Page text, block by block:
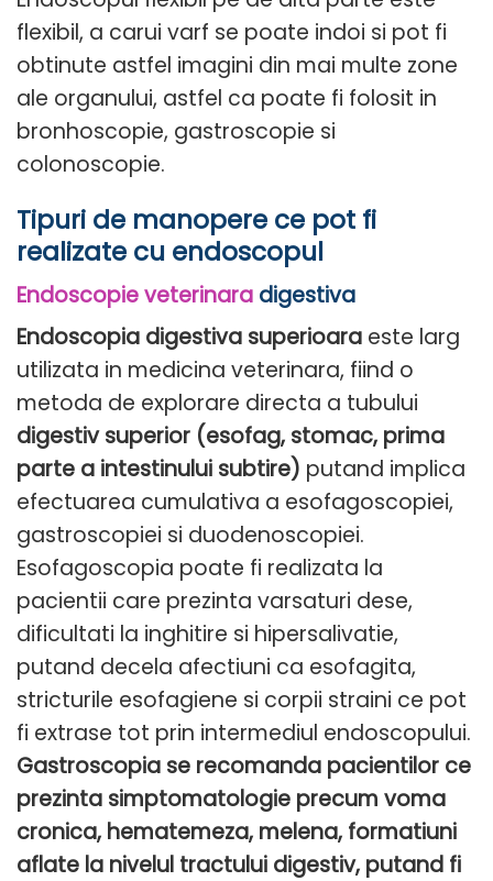
flexibil, a carui varf se poate indoi si pot fi
obtinute astfel imagini din mai multe zone
ale organului, astfel ca poate fi folosit in
bronhoscopie, gastroscopie si
colonoscopie.
Tipuri de manopere ce pot fi
realizate cu endoscopul
Endoscopie veterinara digestiva
Endoscopia digestiva superioara este larg
utilizata in medicina veterinara, fiind o
metoda de explorare directa a tubului
digestiv superior (esofag, stomac, prima
parte a intestinului subtire) putand implica
efectuarea cumulativa a esofagoscopiei,
gastroscopiei si duodenoscopiei.
Esofagoscopia poate fi realizata la
pacientii care prezinta varsaturi dese,
dificultati la inghitire si hipersalivatie,
putand decela afectiuni ca esofagita,
stricturile esofagiene si corpii straini ce pot
fi extrase tot prin intermediul endoscopului.
Gastroscopia se recomanda pacientilor ce
prezinta simptomatologie precum voma
cronica, hematemeza, melena, formatiuni
aflate la nivelul tractului digestiv, putand fi